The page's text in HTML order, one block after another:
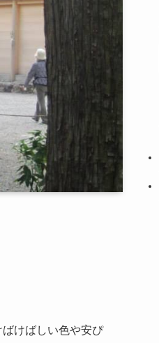
けばしい色や安ぴ